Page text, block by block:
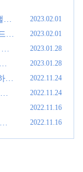
2023.02.01
,
2023.02.01
2023.01.28
2023.01.28
2022.11.24
2022.11.24
2022.11.16
2022.11.16